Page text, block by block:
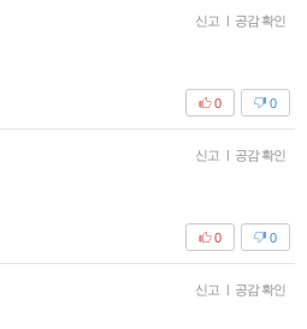
신고 | 공감 확인
0
0
신고 | 공감 확인
0
0
신고 | 공감 확인